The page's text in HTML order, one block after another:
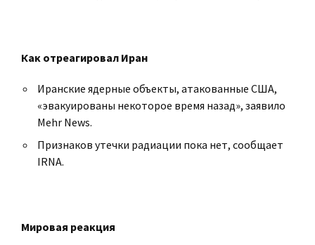
Как отреагировал Иран
Иранские ядерные объекты, атакованные США,
«эвакуированы некоторое время назад», заявило
Mehr News.
Признаков утечки радиации пока нет, сообщает
IRNA.
Мировая реакция